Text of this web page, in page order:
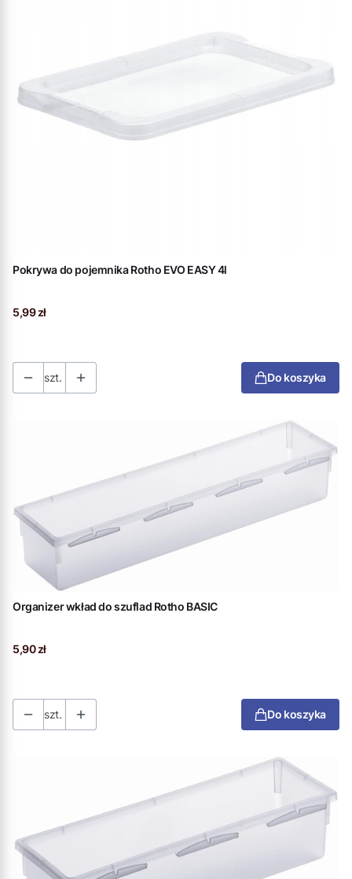
Pokrywa do pojemnika Rotho EVO EASY 4l
Cena
5,99 zł
szt. Do koszyka
Organizer wkład do szuflad Rotho BASIC
Cena
5,90 zł
szt. Do koszyka